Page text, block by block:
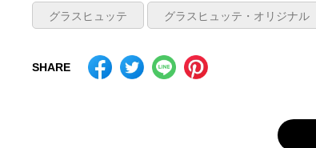
グラスヒュッテ グラスヒュッテ・オリジナル
SHARE